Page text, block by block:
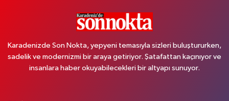
Karadenizde Son Nokta, yepyeni temasıyla sizleri buluştururken,
sadelik ve modernizmi bir araya getiriyor. Şatafattan kaçınıyor ve
insanlara haber okuyabilecekleri bir altyapı sunuyor.